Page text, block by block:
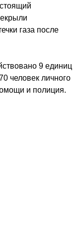
газа после
9 единиц
человек личного
и полиция.